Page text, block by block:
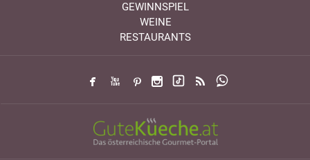
GEWINNSPIEL
WEINE
RESTAURANTS